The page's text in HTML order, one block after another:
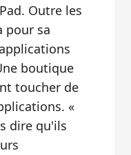
Outre les
pour sa
boutique
toucher de
«
dire qu'ils